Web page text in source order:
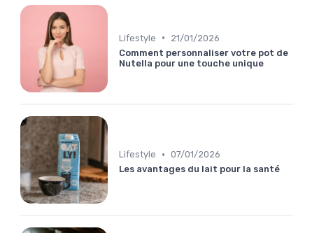
Lifestyle •
21/01/2026
Comment personnaliser votre pot de
Nutella pour une touche unique
Lifestyle • 07/01/2026
Les avantages du lait pour la santé